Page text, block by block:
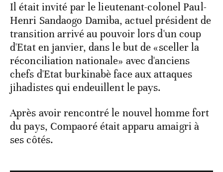
Il était invité par le lieutenant-colonel Paul-
Henri Sandaogo Damiba, actuel président de
transition arrivé au pouvoir lors d'un coup
d'Etat en janvier, dans le but de «sceller la
réconciliation nationale» avec d'anciens
chefs d'Etat burkinabè face aux attaques
jihadistes qui endeuillent le pays.
Après avoir rencontré le nouvel homme fort
du pays, Compaoré était apparu amaigri à
ses côtés.